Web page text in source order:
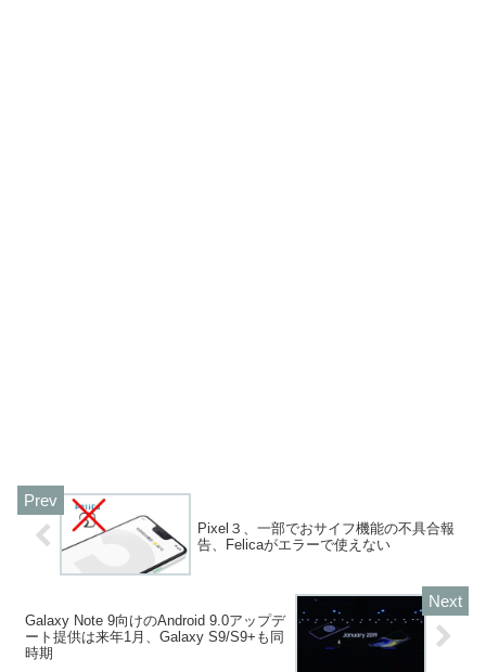
Pixel３、一部でおサイフ機能の不具合報
告、Felicaがエラーで使えない
Galaxy Note 9向けのAndroid 9.0アップデ
ート提供は来年1月、Galaxy S9/S9+も同
時期